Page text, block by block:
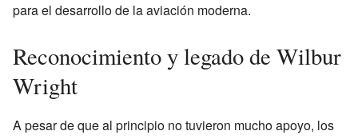
para el desarrollo de la aviación moderna.
Reconocimiento y legado de Wilbur
Wright
A pesar de que al principio no tuvieron mucho apoyo, los